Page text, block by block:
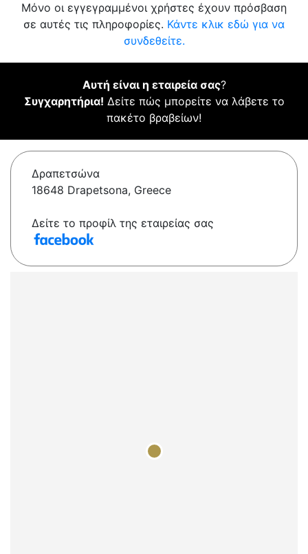
Μόνο οι εγγεγραμμένοι χρήστες έχουν πρόσβαση
σε αυτές τις πληροφορίες. Κάντε κλικ εδώ για να
συνδεθείτε.
Αυτή είναι η εταιρεία σας?
Συγχαρητήρια! Δείτε πώς μπορείτε να λάβετε το
πακέτο βραβείων!
Δραπετσώνα
18648 Drapetsona, Greece
Δείτε το προφίλ της εταιρείας σας